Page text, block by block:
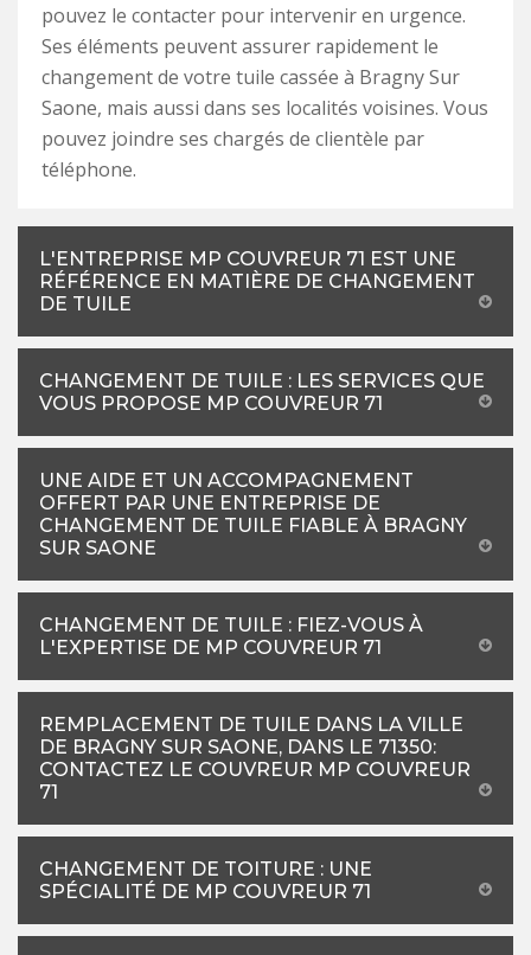
pouvez le contacter pour intervenir en urgence.
Ses éléments peuvent assurer rapidement le
changement de votre tuile cassée à Bragny Sur
Saone, mais aussi dans ses localités voisines. Vous
pouvez joindre ses chargés de clientèle par
téléphone.
L'ENTREPRISE MP COUVREUR 71 EST UNE
RÉFÉRENCE EN MATIÈRE DE CHANGEMENT
DE TUILE
CHANGEMENT DE TUILE : LES SERVICES QUE
VOUS PROPOSE MP COUVREUR 71
UNE AIDE ET UN ACCOMPAGNEMENT
OFFERT PAR UNE ENTREPRISE DE
CHANGEMENT DE TUILE FIABLE À BRAGNY
SUR SAONE
CHANGEMENT DE TUILE : FIEZ-VOUS À
L'EXPERTISE DE MP COUVREUR 71
REMPLACEMENT DE TUILE DANS LA VILLE
DE BRAGNY SUR SAONE, DANS LE 71350:
CONTACTEZ LE COUVREUR MP COUVREUR
71
CHANGEMENT DE TOITURE : UNE
SPÉCIALITÉ DE MP COUVREUR 71